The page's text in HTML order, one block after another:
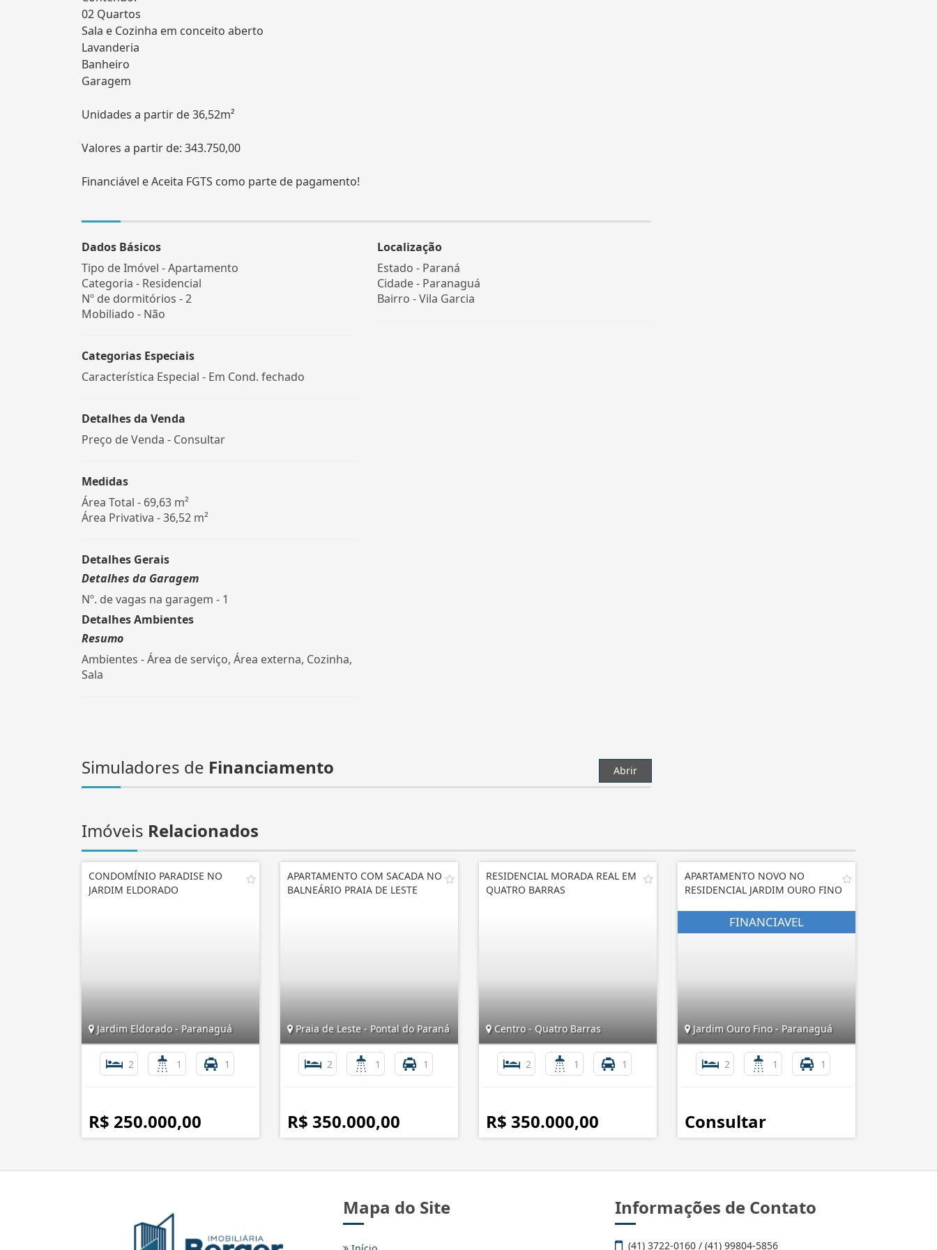
02 Quartos
Sala e Cozinha em conceito aberto
Lavanderia
Banheiro
Garagem
Unidades a partir de 36,52m²
Valores a partir de: 343.750,00
Financiável e Aceita FGTS como parte de pagamento!
Dados Básicos
Tipo de Imóvel - Apartamento
Categoria - Residencial
Nº de dormitórios - 2
Mobiliado - Não
Categorias Especiais
Característica Especial - Em Cond. fechado
Detalhes da Venda
Preço de Venda - Consultar
Medidas
Área Total - 69,63 m²
Área Privativa - 36,52 m²
Detalhes Gerais
Detalhes da Garagem
Nº. de vagas na garagem - 1
Detalhes Ambientes
Resumo
Ambientes - Área de serviço, Área externa, Cozinha,
Sala
Localização
Estado - Paraná
Cidade - Paranaguá
Bairro -Vila Garcia
Simuladores de Financiamento Abrir
Imóveis Relacionados
CONDOMÍNIO PARADISE NO
JARDIM ELDORADO
Jardim Eldorado - Paranaguá
2 1 1
R$ 250.000,00
APARTAMENTO COM SACADA NO
BALNEÁRIO PRAIA DE LESTE
Praia de Leste - Pontal do Paraná
2 1 1
R$ 350.000,00
RESIDENCIAL MORADA REAL EM
QUATRO BARRAS
Centro - Quatro Barras
2 1 1
R$ 350.000,00
APARTAMENTO NOVO NO
RESIDENCIAL JARDIM OURO FINO
Jardim Ouro Fino - Paranaguá
2 1 1
Consultar
Mapa do Site Informações de Contato
(41) 3722-0160 / (41) 99804-5856